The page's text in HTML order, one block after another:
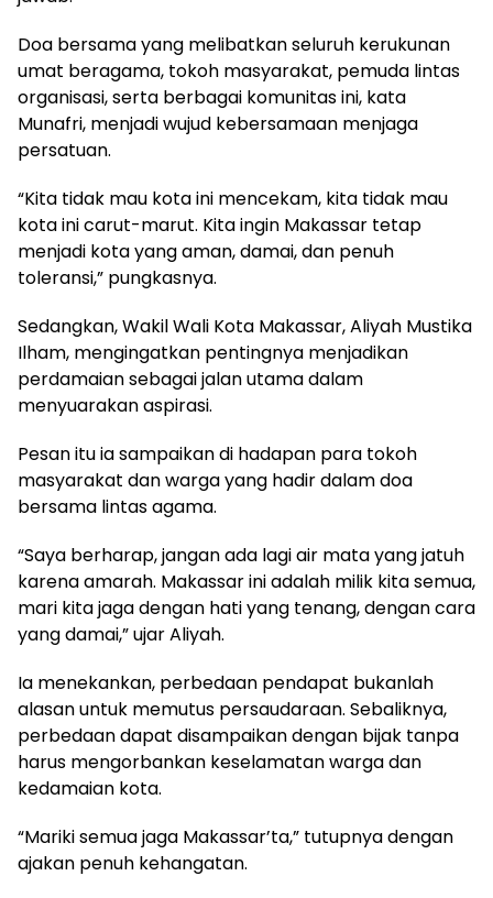
Doa bersama yang melibatkan seluruh kerukunan
umat beragama, tokoh masyarakat, pemuda lintas
organisasi, serta berbagai komunitas ini, kata
Munafri, menjadi wujud kebersamaan menjaga
persatuan.
“Kita tidak mau kota ini mencekam, kita tidak mau
kota ini carut-marut. Kita ingin Makassar tetap
menjadi kota yang aman, damai, dan penuh
toleransi,” pungkasnya.
Sedangkan, Wakil Wali Kota Makassar, Aliyah Mustika
Ilham, mengingatkan pentingnya menjadikan
perdamaian sebagai jalan utama dalam
menyuarakan aspirasi.
Pesan itu ia sampaikan di hadapan para tokoh
masyarakat dan warga yang hadir dalam doa
bersama lintas agama.
“Saya berharap, jangan ada lagi air mata yang jatuh
karena amarah. Makassar ini adalah milik kita semua,
mari kita jaga dengan hati yang tenang, dengan cara
yang damai,” ujar Aliyah.
Ia menekankan, perbedaan pendapat bukanlah
alasan untuk memutus persaudaraan. Sebaliknya,
perbedaan dapat disampaikan dengan bijak tanpa
harus mengorbankan keselamatan warga dan
kedamaian kota.
“Mariki semua jaga Makassar’ta,” tutupnya dengan
ajakan penuh kehangatan.